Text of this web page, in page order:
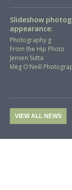
Slideshow
appearance:
Photography g
From the Hip Photo
Jensen Sutta
Meg O'Neill
VIEW ALL NEWS